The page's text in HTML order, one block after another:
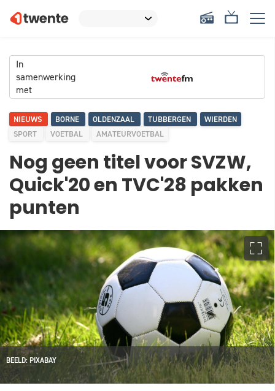
In
samenwerking
met
NIEUWS BORNE OLDENZAAL TUBBERGEN
WIERDEN
SPORT
VOETBAL AMATEURVOETBAL
Nog geen titel voor SVZW,
Quick'20 en TVC'28 pakken
punten
BEELD: PIXABAY